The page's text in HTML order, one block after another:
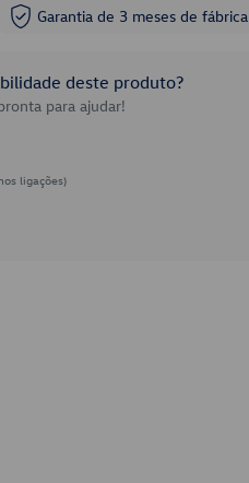
Garantia de 3 meses de fábrica
deste produto?
para ajudar!
ligações)